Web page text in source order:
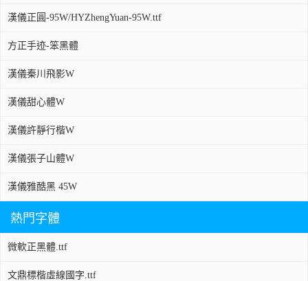
漢儀正圓-95W/HYZhengYuan-95W.ttf
方正手迹-笨黑體
漢儀秦川飛影W
漢儀甜心體W
漢儀許靜行楷W
漢儀張子山體W
漢儀雅酷黑 45W
熱門字體
微軟正黑體.ttf
文鼎標楷虛線國字.ttf